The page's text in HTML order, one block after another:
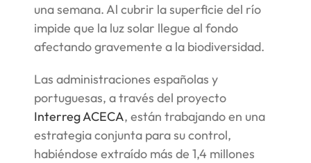
una semana. Al cubrir la superficie del río
impide que la luz solar llegue al fondo
afectando gravemente a la biodiversidad.
Las administraciones españolas y
portuguesas, a través del proyecto
Interreg ACECA, están trabajando en una
estrategia conjunta para su control,
habiéndose extraído más de 1,4 millones